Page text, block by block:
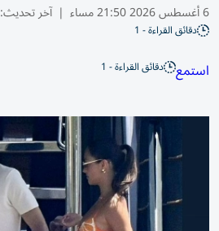
6 أغسطس 2026 21:50 مساء | آخر تحديث:
دقائق القراءة - 1
استمع دقائق القراءة - 1